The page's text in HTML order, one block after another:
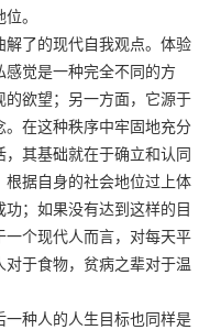
。
了的现代自我观点。体验
觉是一种完全不同的方
欲望；另一方面，它源于
在这种秩序中牢固地充分
其基础就在于确立和认同
据自身的社会地位过上体
；如果没有达到这样的目
个现代人而言，对每天平
于食物，贫病之辈对于温
种人的人生目标也同样是